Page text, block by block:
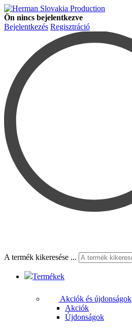
Ön nincs bejelentkezve
Bejelentkezés Regisztráció
A termék kikeresése ...
Termékek
Akciók és újdonságok
Akciók
Újdonságok